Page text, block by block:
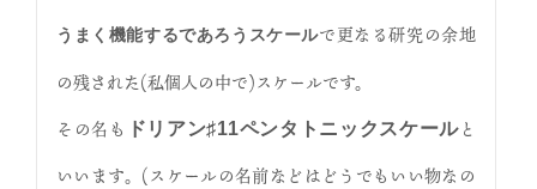
うまく機能するであろうスケールで更なる研究の余地
の残された(私個人の中で)スケールです。
その名も
ドリアン♯11ペンタトニックスケールと
いいます。(スケールの名前などはどうでもいい物なの